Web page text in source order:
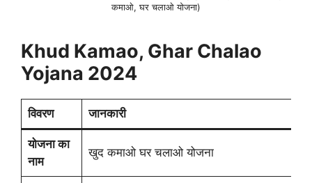
कमाओ, घर चलाओ योजना)
Khud Kamao, Ghar Chalao
Yojana 2024
विवरण जानकारी
योजना का
नाम
खुद कमाओ घर चलाओ योजना